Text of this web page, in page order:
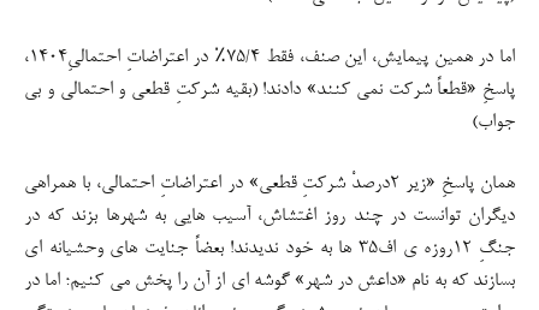
اما در همین پیمایش، این صنف، فقط ۷۵/۴٪ در اعتراضاتِ احتمالیِ۱۴۰۴،
پاسخِ «قطعاً شرکت نمی کنند» دادند! (بقیه شرکتِ قطعی و احتمالی و بی
جواب)
همان پاسخِ «زیر ۲درصدْ شرکتِ قطعی» در اعتراضاتِ احتمالی، با همراهی
دیگران توانست در چند روز اغتشاش، آسیب هایی به شهرها بزند که در
جنگِ ۱۲روزه ی اف۳۵ ها به خود ندیدند! بعضاً جنایت های وحشیانه ای
بسازند که به نام «داعش در شهر» گوشه ای از آن را پخش می کنیم؛ اما در